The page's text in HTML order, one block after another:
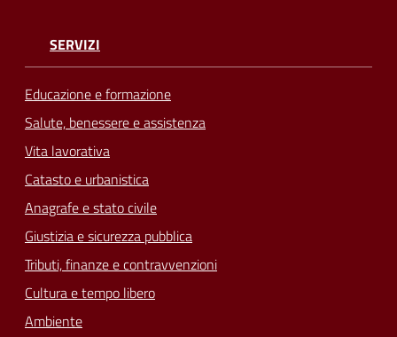
SERVIZI
Educazione e formazione
Salute, benessere e assistenza
Vita lavorativa
Catasto e urbanistica
Anagrafe e stato civile
Giustizia e sicurezza pubblica
Tributi, finanze e contravvenzioni
Cultura e tempo libero
Ambiente